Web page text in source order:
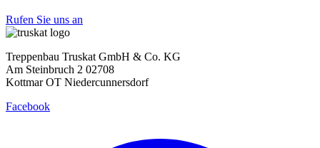
Rufen Sie uns an
Treppenbau Truskat GmbH & Co. KG
Am Steinbruch 2 02708
Kottmar OT Niedercunnersdorf
Facebook